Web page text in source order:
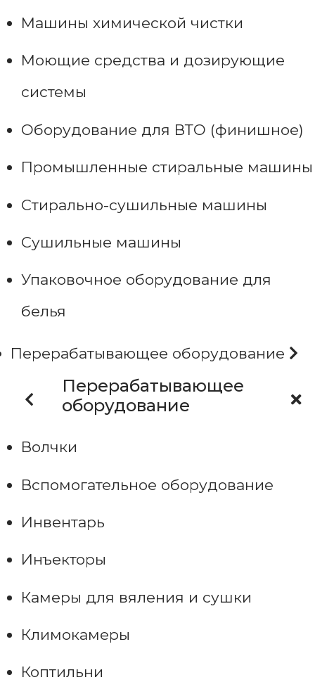
Машины химической чистки
Моющие средства и дозирующие
системы
Оборудование для ВТО (финишное)
Промышленные стиральные машины
Стирально-сушильные машины
Сушильные машины
Упаковочное оборудование для
белья
Перерабатывающее оборудование
Перерабатывающее
оборудование
Волчки
Вспомогательное оборудование
Инвентарь
Инъекторы
Камеры для вяления и сушки
Климокамеры
Коптильни